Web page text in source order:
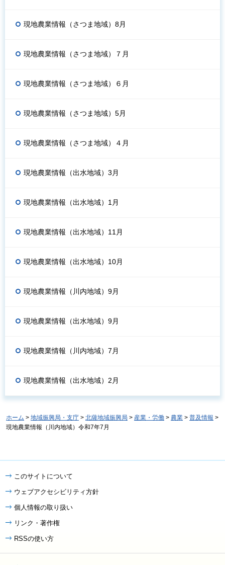
現地農業情報（さつま地域）8月
現地農業情報（さつま地域）７月
現地農業情報（さつま地域）６月
現地農業情報（さつま地域）5月
現地農業情報（さつま地域）４月
現地農業情報（出水地域）3月
現地農業情報（出水地域）1月
現地農業情報（出水地域）11月
現地農業情報（出水地域）10月
現地農業情報（川内地域）9月
現地農業情報（出水地域）9月
現地農業情報（川内地域）7月
現地農業情報（出水地域）2月
ホーム > 地域振興局・支庁 > 北薩地域振興局 > 産業・労働 > 農業 > 普及情報 >
現地農業情報（川内地域）令和7年7月
このサイトについて
ウェブアクセシビリティ方針
個人情報の取り扱い
リンク・著作権
RSSの使い方